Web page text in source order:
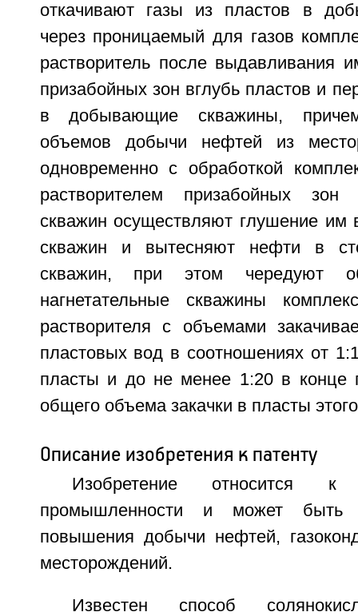
откачивают газы из пластов в
через проницаемый для газов
растворитель после выдавливания
призабойных зон вглубь пластов и
в добывающие скважины,
объемов добычи нефтей из
одновременно с обработкой
растворителем призабойных
скважин осуществляют глушение им
скважин и вытесняют нефти в
скважин, при этом чередуют
нагнетательные скважины
растворителя с объемами
пластовых вод в соотношениях от
пласты и до не менее 1:20 в конце
общего объема закачки в пласты
Описание изобретения к патенту
Изобретение относится к
промышленности и может быть
повышения добычи нефтей,
месторождений.
Известен способ